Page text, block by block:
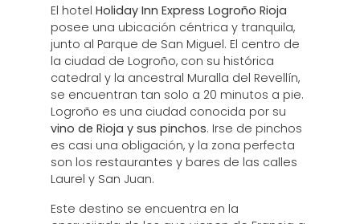
El hotel Holiday Inn Express Logroño Rioja
posee una ubicación céntrica y tranquila,
junto al Parque de San Miguel. El centro de
la ciudad de Logroño, con su histórica
catedral y la ancestral Muralla del Revellín,
se encuentran tan solo a 20 minutos a pie.
Logroño es una ciudad conocida por su
vino de Rioja y sus pinchos. Irse de pinchos
es casi una obligación, y la zona perfecta
son los restaurantes y bares de las calles
Laurel y San Juan.
Este destino se encuentra en la